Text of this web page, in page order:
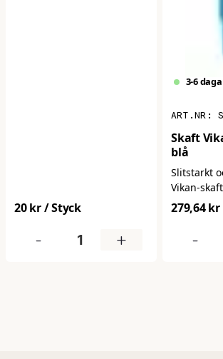
20 kr/ Styck
- +
3-6
Skaft
blå
Slitstarkt
Vikan-
– perfekt
städning
komfort
lätta
279,64 kr
-